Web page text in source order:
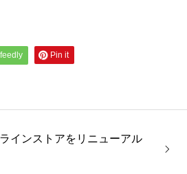
feedly Pin it
インストアをリニューアル